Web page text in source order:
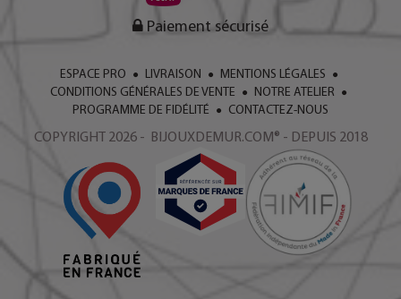
Paiement sécurisé
ESPACE PRO LIVRAISON
MENTIONS LÉGALES
CONDITIONS GÉNÉRALES DE VENTE
NOTRE ATELIER
PROGRAMME DE FIDÉLITÉ
CONTACTEZ-NOUS
COPYRIGHT 2026 - BIJOUXDEMUR.COM® - DEPUIS 2018